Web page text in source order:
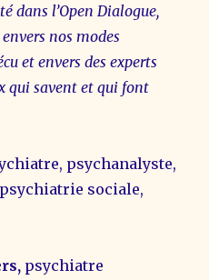
dans l’Open Dialogue,
nos modes
et envers des experts
qui savent et qui font
psychanalyste,
sociale,
psychiatre